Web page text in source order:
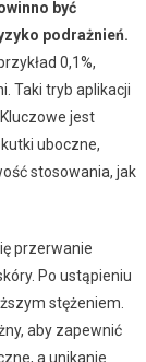
być
podrażnień.
0,1%,
Taki tryb aplikacji
jest
uboczne,
stosowania, jak
przerwanie
Po ustąpieniu
stężeniem.
aby zapewnić
a unikanie